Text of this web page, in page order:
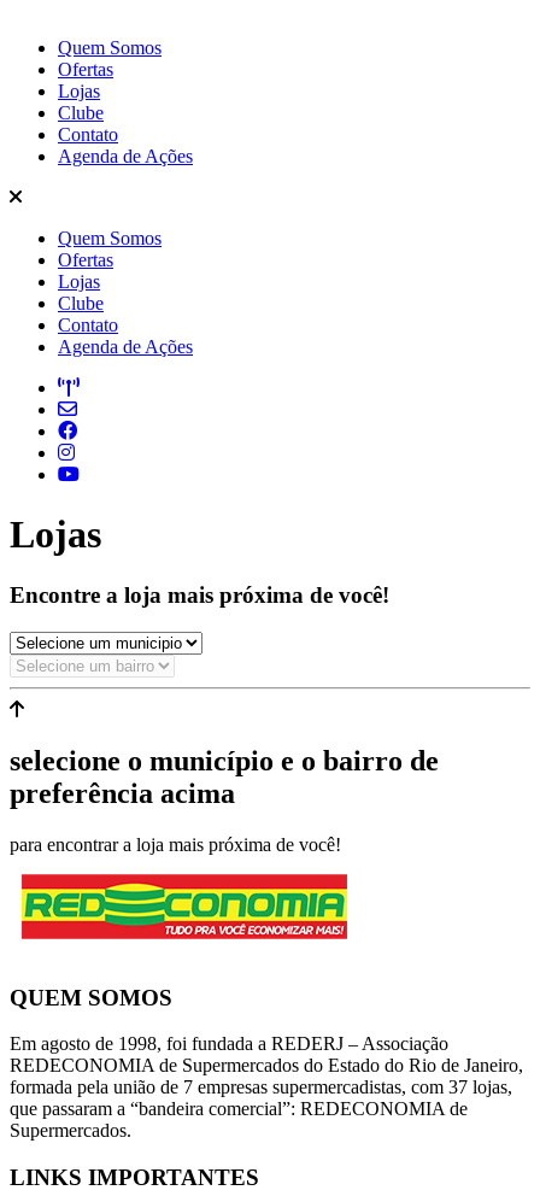
Quem Somos
Ofertas
Lojas
Clube
Contato
Agenda de Ações
Quem Somos
Ofertas
Lojas
Clube
Contato
Agenda de Ações
Lojas
Encontre a loja mais próxima de você!
selecione o município e o bairro de
preferência acima
para encontrar a loja mais próxima de você!
QUEM SOMOS
Em agosto de 1998, foi fundada a REDERJ – Associação
REDECONOMIA de Supermercados do Estado do Rio de Janeiro,
formada pela união de 7 empresas supermercadistas, com 37 lojas,
que passaram a “bandeira comercial”: REDECONOMIA de
Supermercados.
LINKS IMPORTANTES